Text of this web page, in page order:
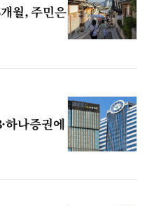
월, 주민은
하나증권에